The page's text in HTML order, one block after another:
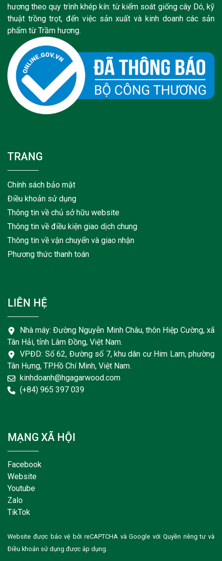
hương theo quy trình khép kín: từ kiểm soát giống cây Dó, kỹ
thuật trồng trọt, đến việc sản xuất và kinh doanh các sản
phẩm từ Trầm hương.
TRANG
Chính sách bảo mật
Điều khoản sử dụng
Thông tin về chủ sở hữu website
Thông tin về điều kiện giao dịch chung
Thông tin về vận chuyển và giao nhận
Phương thức thanh toán
LIÊN HỆ
Nhà máy: Đường Nguyễn Minh Châu, thôn Hiệp Cường, xã
Tân Hải, tỉnh Lâm Đồng, Việt Nam.
VPĐD: Số 62, Đường số 7, khu dân cư Him Lam, phường
Tân Hưng, TP.Hồ Chí Minh, Việt Nam.
kinhdoanh@hgagarwood.com
(+84) 965 397 039
MẠNG XÃ HỘI
Facebook
Website
Youtube
Zalo
TikTok
Website được bảo vệ bởi reCAPTCHA và Google với Quyền riêng tư và
Điều khoản sử dụng được áp dụng.